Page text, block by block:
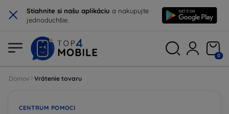
× Stiahnite si našu aplikáciu a nakupujte
jednoduchšie.
0
Domov Vrátenie tovaru
CENTRUM POMOCI